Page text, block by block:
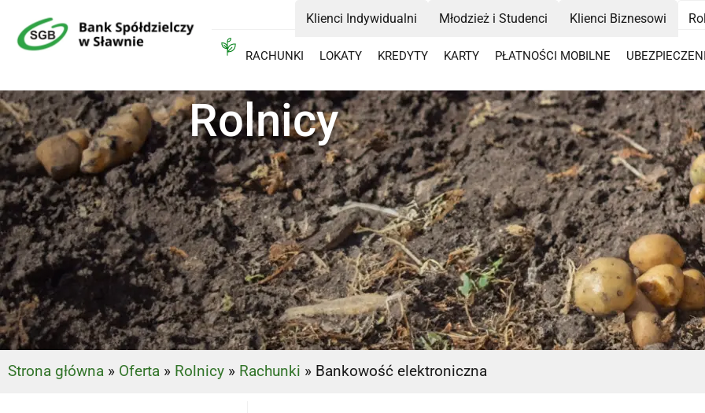
Klienci Indywidualni Młodzież i Studenci Klienci Biznesowi
RACHUNKI LOKATY KREDYTY KARTY PŁATNOŚCI MOBILNE
Rolnicy
Strona główna » Oferta » Rolnicy » Rachunki » Bankowość elektroniczna